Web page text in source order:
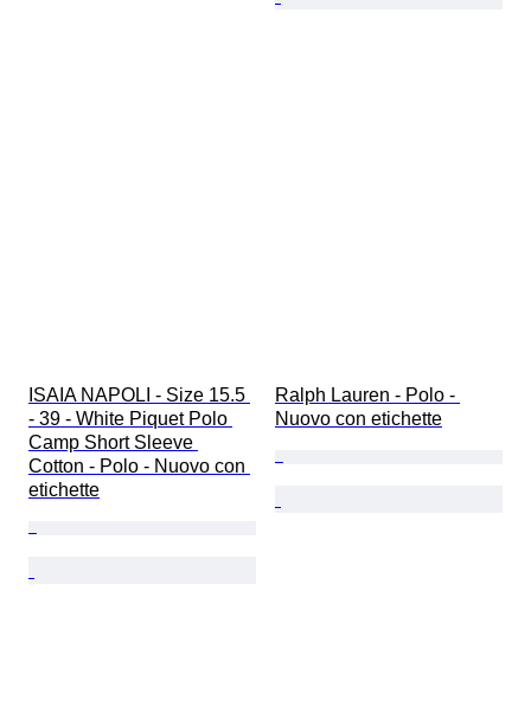
ISAIA NAPOLI - Size 15.5
- 39 - White Piquet Polo
Camp Short Sleeve
Cotton - Polo - Nuovo con
etichette
Ralph Lauren - Polo -
Nuovo con etichette